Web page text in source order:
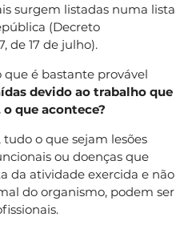
surgem listadas numa lista
(Decreto
de 17 de julho).
é bastante provável
devido ao trabalho que
que acontece?
o que sejam lesões
ou doenças que
da atividade exercida e não
do organismo, podem ser